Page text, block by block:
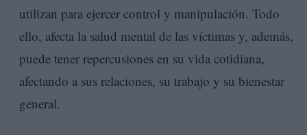
utilizan para ejercer control y manipulación. Todo
ello, afecta la salud mental de las víctimas y, además,
puede tener repercusiones en su vida cotidiana,
afectando a sus relaciones, su trabajo y su bienestar
general.